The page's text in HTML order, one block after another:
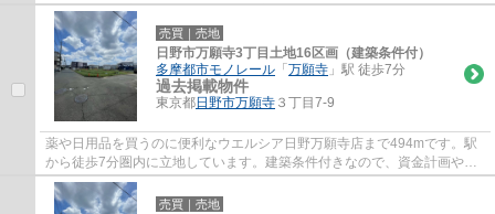
ケジュールが立てやすく、相場より安いという...
売買｜売地
日野市万願寺3丁目土地16区画（建築条件付）
多摩都市モノレール 「 万願寺 」駅 徒歩7分
過去掲載物件
東京都日野市万願寺 ３丁目7-9
薬や日用品を買うのに便利なウエルシア日野万願寺店まで494mです。駅
から徒歩7分圏内に立地しています。建築条件付きなので、資金計画やス
ケジュールが立てやすく、相場より安いという...
売買｜売地